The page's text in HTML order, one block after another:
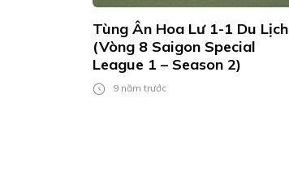
Tùng Ân Hoa Lư 1-1 Du Lịch
(Vòng 8 Saigon Special
League 1 – Season 2)
9 năm trước